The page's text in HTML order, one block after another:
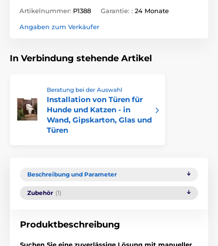
Artikelnummer: P1388 Garantie: : 24 Monate
Angaben zum Verkäufer
In Verbindung stehende Artikel
Beratung bei der Auswahl
Installation von Türen für
Hunde und Katzen - in
Wand, Gipskarton, Glas und
Türen
Beschreibung und Parameter
Zubehör (1)
Produktbeschreibung